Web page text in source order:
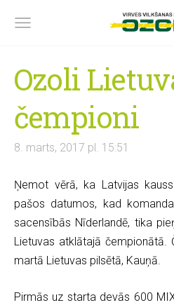
Ozoli
čempioni
8. marts, 2017 pl. 15:51
Ņemot vērā, ka Latvijas
pašos datumos, kad
sacensībās Nīderlandē, tika
Lietuvas atklātajā čempionātā.
martā Lietuvas pilsētā, Kauņā.
Pirmās uz starta devās 600